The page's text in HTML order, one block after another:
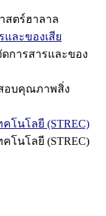
สตร์ฮาลาล
ละของเสีย
การสารและของ
อบคุณภาพสิ่ง
โนโลยี (STREC)
โนโลยี (STREC)